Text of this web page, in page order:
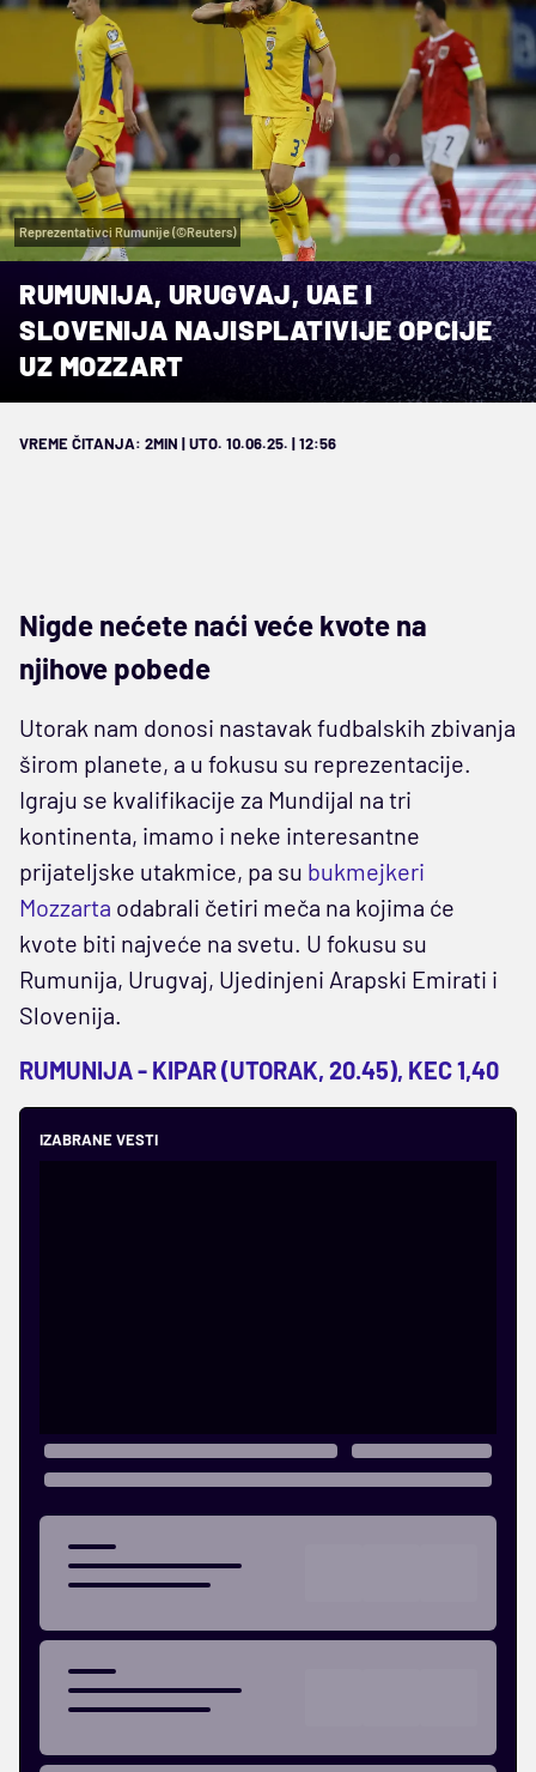
Reprezentativci Rumunije (©Reuters)
RUMUNIJA, URUGVAJ, UAE I
SLOVENIJA NAJISPLATIVIJE OPCIJE
UZ MOZZART
VREME ČITANJA: 2MIN | UTO. 10.06.25. | 12:56
Nigde nećete naći veće kvote na
njihove pobede
Utorak nam donosi nastavak fudbalskih zbivanja
širom planete, a u fokusu su reprezentacije.
Igraju se kvalifikacije za Mundijal na tri
kontinenta, imamo i neke interesantne
prijateljske utakmice, pa su bukmejkeri
Mozzarta odabrali četiri meča na kojima će
kvote biti najveće na svetu. U fokusu su
Rumunija, Urugvaj, Ujedinjeni Arapski Emirati i
Slovenija.
RUMUNIJA - KIPAR (UTORAK, 20.45), KEC 1,40
IZABRANE VESTI